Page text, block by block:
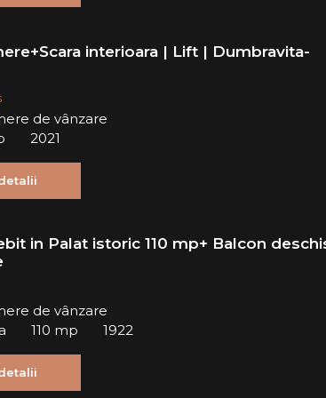
interioara | Lift | Dumbravita-
de vânzare
2021
in Palat istoric 110 mp+ Balcon
de vânzare
110 mp 1922